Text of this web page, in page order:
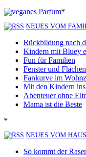
*
NEUES VOM
Rückbildung nach
Kindern mit Bluey
Fun für Familien
Fenster und
Fankurve im
Mit den Kindern ins
Abenteuer ohne
Mama ist die Beste
*
NEUES VOM
So kommt der